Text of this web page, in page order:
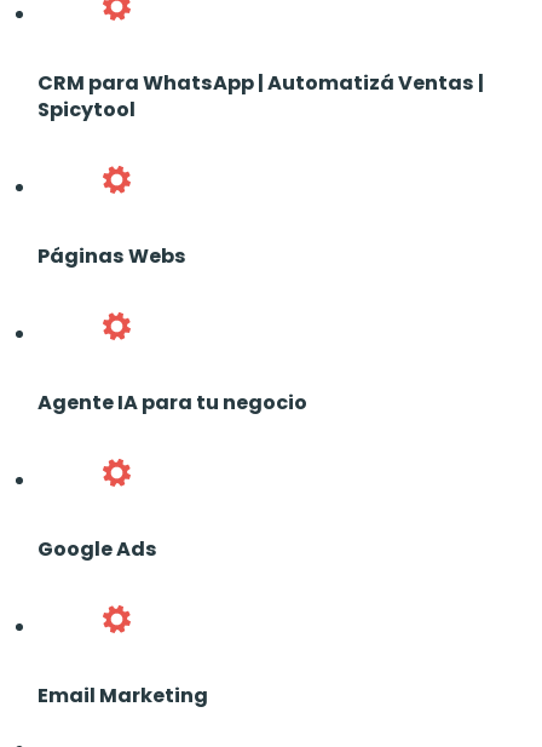
CRM para WhatsApp | Automatizá Ventas |
Spicytool
Páginas Webs
Agente IA para tu negocio
Google Ads
Email Marketing